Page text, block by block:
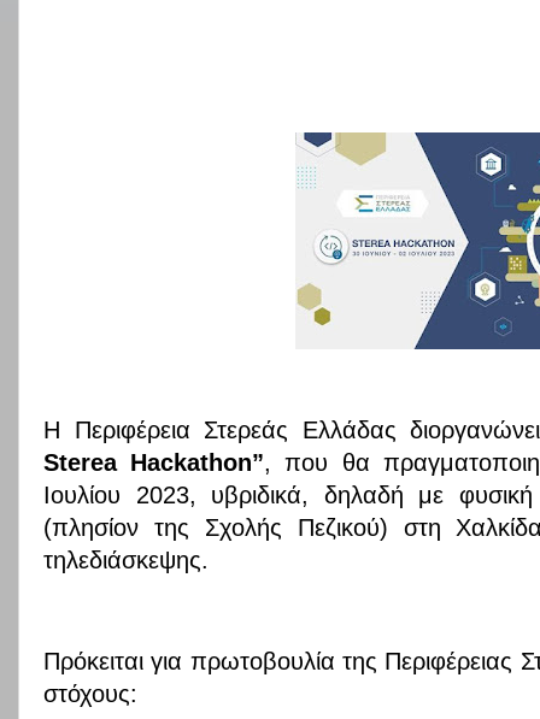
Η Περιφέρεια Στερεάς Ελλάδας
Sterea Hackathon”, που θα
Ιουλίου 2023, υβριδικά, δηλαδή με
(πλησίον της Σχολής Πεζικού) στη
τηλεδιάσκεψης.
Πρόκειται για πρωτοβουλία της
στόχους: